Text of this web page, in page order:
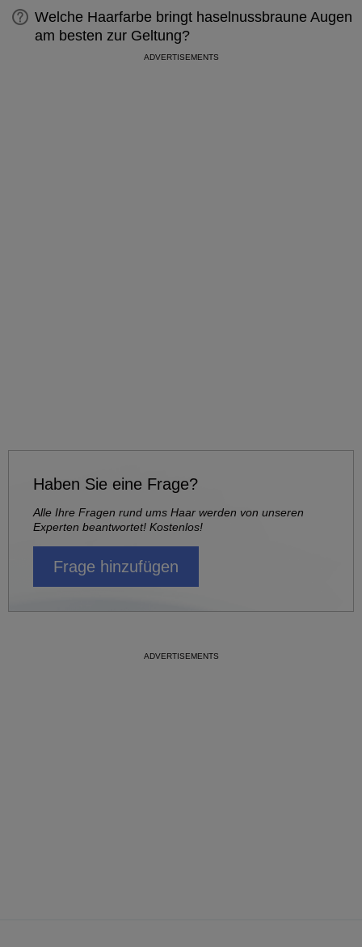
Welche Haarfarbe bringt haselnussbraune Augen
am besten zur Geltung?
Haben Sie eine Frage?
Alle Ihre Fragen rund ums Haar werden von unseren
Experten beantwortet! Kostenlos!
Frage hinzufügen